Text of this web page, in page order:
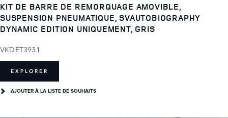
KIT DE BARRE DE REMORQUAGE AMOVIBLE,
SUSPENSION PNEUMATIQUE, SVAUTOBIOGRAPHY
DYNAMIC EDITION UNIQUEMENT, GRIS
VKDET3931
EXPLORER
AJOUTER À LA LISTE DE SOUHAITS